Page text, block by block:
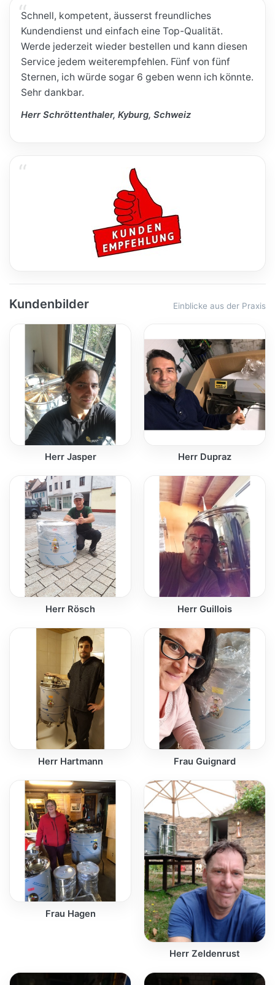
Schnell, kompetent, äusserst freundliches
Kundendienst und einfach eine Top-Qualität.
Werde jederzeit wieder bestellen und kann diesen
Service jedem weiterempfehlen. Fünf von fünf
Sternen, ich würde sogar 6 geben wenn ich könnte.
Sehr dankbar.
Herr Schröttenthaler, Kyburg, Schweiz
Kundenbilder Einblicke aus der Praxis
Herr Jasper Herr Dupraz
Herr Rösch Herr Guillois
Herr Hartmann Frau Guignard
Frau Hagen
Herr Zeldenrust